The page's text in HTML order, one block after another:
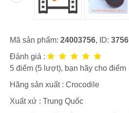
Mã sản phẩm: 24003756, ID: 3756
Đánh giá :
5 điểm (5 lượt), bạn hãy cho điểm
Hãng sản xuất : Crocodile
Xuất xứ : Trung Quốc